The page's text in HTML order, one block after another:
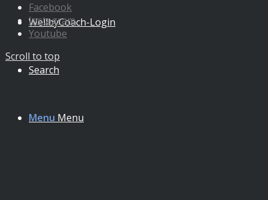
WellbyCoach-Login
Search
Menu Menu
Facebook
Instagram
Youtube
Scroll to top